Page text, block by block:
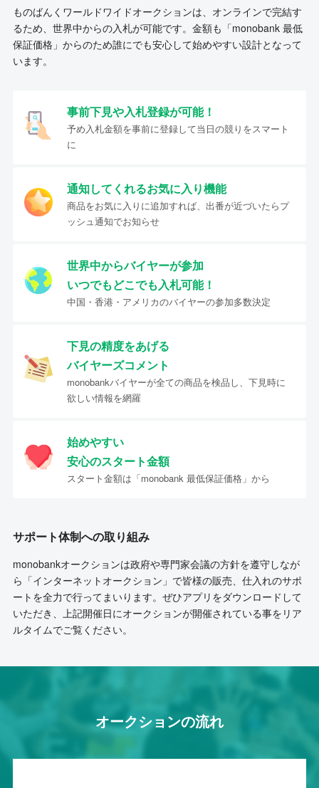
ものばんくワールドワイドオークションは、オンラインで完結す
るため、世界中からの入札が可能です。金額も「monobank 最低
保証価格」からのため誰にでも安心して始めやすい設計となって
います。
事前下見や入札登録が可能！
予め入札金額を事前に登録して当日の競りをスマート
に
通知してくれるお気に入り機能
商品をお気に入りに追加すれば、出番が近づいたらプ
ッシュ通知でお知らせ
世界中からバイヤーが参加
いつでもどこでも入札可能！
中国・香港・アメリカのバイヤーの参加多数決定
下見の精度をあげる
バイヤーズコメント
monobankバイヤーが全ての商品を検品し、下見時に
欲しい情報を網羅
始めやすい
安心のスタート金額
スタート金額は「monobank 最低保証価格」から
サポート体制への取り組み
monobankオークションは政府や専門家会議の方針を遵守しなが
ら「インターネットオークション」で皆様の販売、仕入れのサポ
ートを全力で行ってまいります。ぜひアプリをダウンロードして
いただき、上記開催日にオークションが開催されている事をリア
ルタイムでご覧ください。
オークションの流れ